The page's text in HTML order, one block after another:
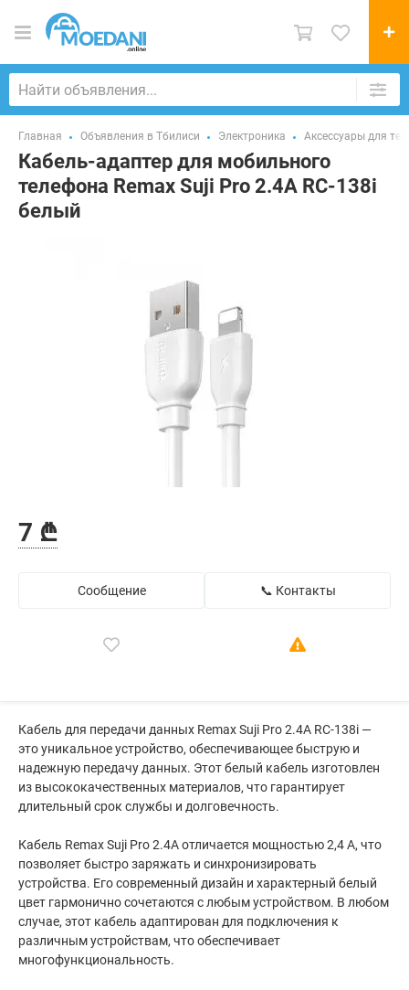
Главная Объявления в Тбилиси Электроника Аксессуары для
Кабель-адаптер для мобильного
телефона Remax Suji Pro 2.4A RC-138i
белый
7 ₾
Сообщение 📞 Контакты
Кабель для передачи данных Remax Suji Pro 2.4A RC-138i —
это уникальное устройство, обеспечивающее быструю и
надежную передачу данных. Этот белый кабель изготовлен
из высококачественных материалов, что гарантирует
длительный срок службы и долговечность.
Кабель Remax Suji Pro 2.4A отличается мощностью 2,4 А, что
позволяет быстро заряжать и синхронизировать
устройства. Его современный дизайн и характерный белый
цвет гармонично сочетаются с любым устройством. В любом
случае, этот кабель адаптирован для подключения к
различным устройствам, что обеспечивает
многофункциональность.